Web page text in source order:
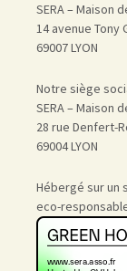
SERA – Maison
14 avenue Tony
69007 LYON
Notre siège
SERA – Maison
28 rue Denfert-
69004 LYON
Hébergé sur un
eco-